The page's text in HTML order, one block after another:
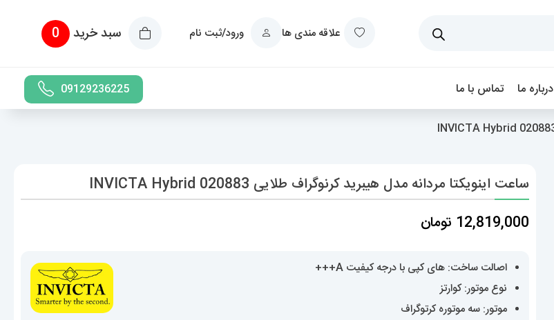
علاقه مندی ها ورود/ثبت نام سبد خرید 0
درباره ما تماس با ما 09129236225
ساعت اینویکتا مردانه مدل هیبرید کرنوگراف طلایی INVICTA Hybrid 020883
12,819,000 تومان
اصالت ساخت: های کپی با درجه کیفیت A+++
نوع موتور: کوارتز
موتور: سه موتوره کرتوگراف